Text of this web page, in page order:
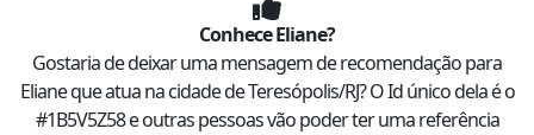
ConheceEliane?
Gostaria de deixar uma mensagem de recomendação para
Elianeque atua na cidade deTeresópolis/RJ? O Id único dela é o
#1B5V5Z58e outras pessoas vão poder ter uma referência